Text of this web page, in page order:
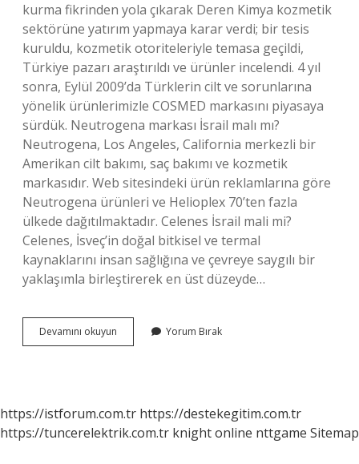
kurma fikrinden yola çıkarak Deren Kimya kozmetik
sektörüne yatırım yapmaya karar verdi; bir tesis
kuruldu, kozmetik otoriteleriyle temasa geçildi,
Türkiye pazarı araştırıldı ve ürünler incelendi. 4 yıl
sonra, Eylül 2009’da Türklerin cilt ve sorunlarına
yönelik ürünlerimizle COSMED markasını piyasaya
sürdük. Neutrogena markası İsrail malı mı?
Neutrogena, Los Angeles, California merkezli bir
Amerikan cilt bakımı, saç bakımı ve kozmetik
markasıdır. Web sitesindeki ürün reklamlarına göre
Neutrogena ürünleri ve Helioplex 70’ten fazla
ülkede dağıtılmaktadır. Celenes İsrail mali mi?
Celenes, İsveç’in doğal bitkisel ve termal
kaynaklarını insan sağlığına ve çevreye saygılı bir
yaklaşımla birleştirerek en üst düzeyde…
Devamını okuyun Cosmed
Israil
Yorum Bırak
https://istforum.com.tr https://destekegitim.com.tr
https://tuncerelektrik.com.tr knight online nttgame Sitemap